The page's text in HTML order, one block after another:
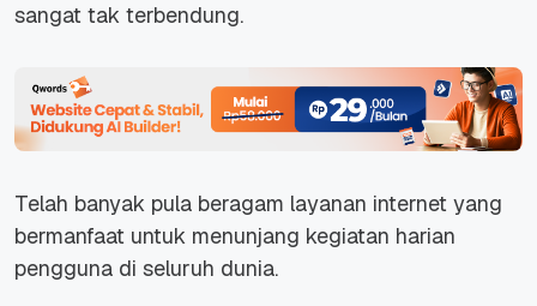
sangat tak terbendung.
Telah banyak pula beragam layanan internet yang
bermanfaat untuk menunjang kegiatan harian
pengguna di seluruh dunia.